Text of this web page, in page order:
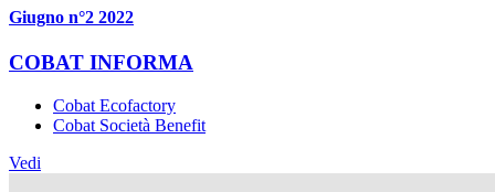
Giugno n°2 2022
COBAT INFORMA
Cobat Ecofactory
Cobat Società Benefit
Vedi